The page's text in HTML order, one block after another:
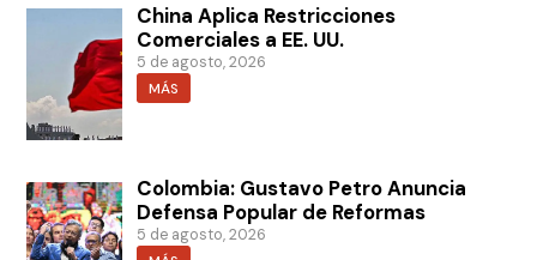
China Aplica Restricciones
Comerciales a EE. UU.
5 de agosto, 2026
MÁS
Colombia: Gustavo Petro Anuncia
Defensa Popular de Reformas
5 de agosto, 2026